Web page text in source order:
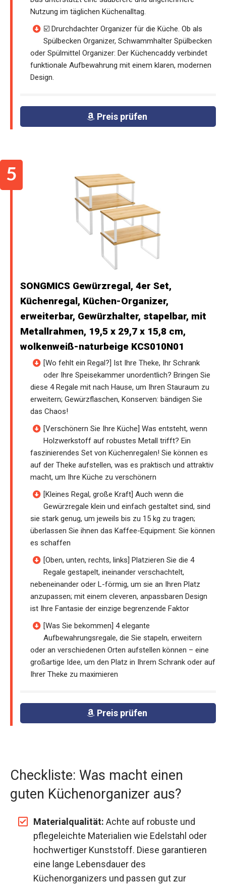
Nutzung im täglichen Küchenalltag.
☑️ Drurchdachter Organizer für die Küche. Ob als
Spülbecken Organizer, Schwammhalter Spülbecken
oder Spülmittel Organizer: Der Küchencaddy verbindet
funktionale Aufbewahrung mit einem klaren, modernen
Design.
Preis prüfen
SONGMICS Gewürzregal, 4er Set,
Küchenregal, Küchen-Organizer,
erweiterbar, Gewürzhalter, stapelbar, mit
Metallrahmen, 19,5 x 29,7 x 15,8 cm,
wolkenweiß-naturbeige KCS010N01
[Wo fehlt ein Regal?] Ist Ihre Theke, Ihr Schrank
oder Ihre Speisekammer unordentlich? Bringen Sie
diese 4 Regale mit nach Hause, um Ihren Stauraum zu
erweitern; Gewürzflaschen, Konserven: bändigen Sie
das Chaos!
[Verschönern Sie Ihre Küche] Was entsteht, wenn
Holzwerkstoff auf robustes Metall trifft? Ein
faszinierendes Set von Küchenregalen! Sie können es
auf der Theke aufstellen, was es praktisch und attraktiv
macht, um Ihre Küche zu verschönern
[Kleines Regal, große Kraft] Auch wenn die
Gewürzregale klein und einfach gestaltet sind, sind
sie stark genug, um jeweils bis zu 15 kg zu tragen;
überlassen Sie ihnen das Kaffee-Equipment: Sie können
es schaffen
[Oben, unten, rechts, links] Platzieren Sie die 4
Regale gestapelt, ineinander verschachtelt,
nebeneinander oder L-förmig, um sie an Ihren Platz
anzupassen; mit einem cleveren, anpassbaren Design
ist Ihre Fantasie der einzige begrenzende Faktor
[Was Sie bekommen] 4 elegante
Aufbewahrungsregale, die Sie stapeln, erweitern
oder an verschiedenen Orten aufstellen können – eine
großartige Idee, um den Platz in Ihrem Schrank oder auf
Ihrer Theke zu maximieren
Preis prüfen
Checkliste: Was macht einen
guten Küchenorganizer aus?
Materialqualität: Achte auf robuste und
pflegeleichte Materialien wie Edelstahl oder
hochwertiger Kunststoff. Diese garantieren
eine lange Lebensdauer des
Küchenorganizers und passen gut zur